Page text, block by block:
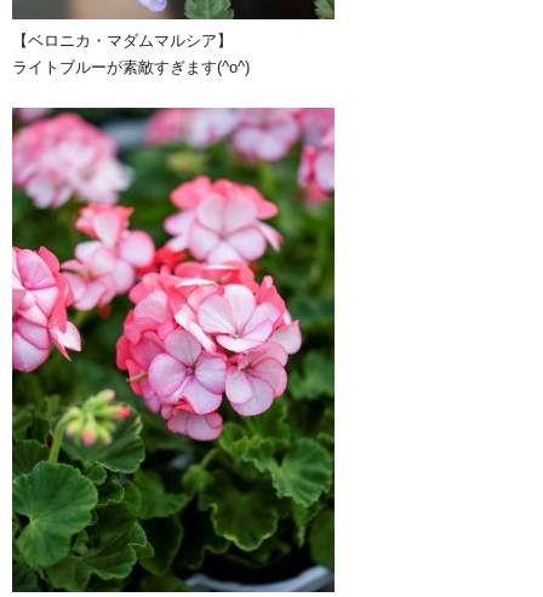
【ベロニカ・マダムマルシア】
ライトブルーが素敵すぎます(^o^)